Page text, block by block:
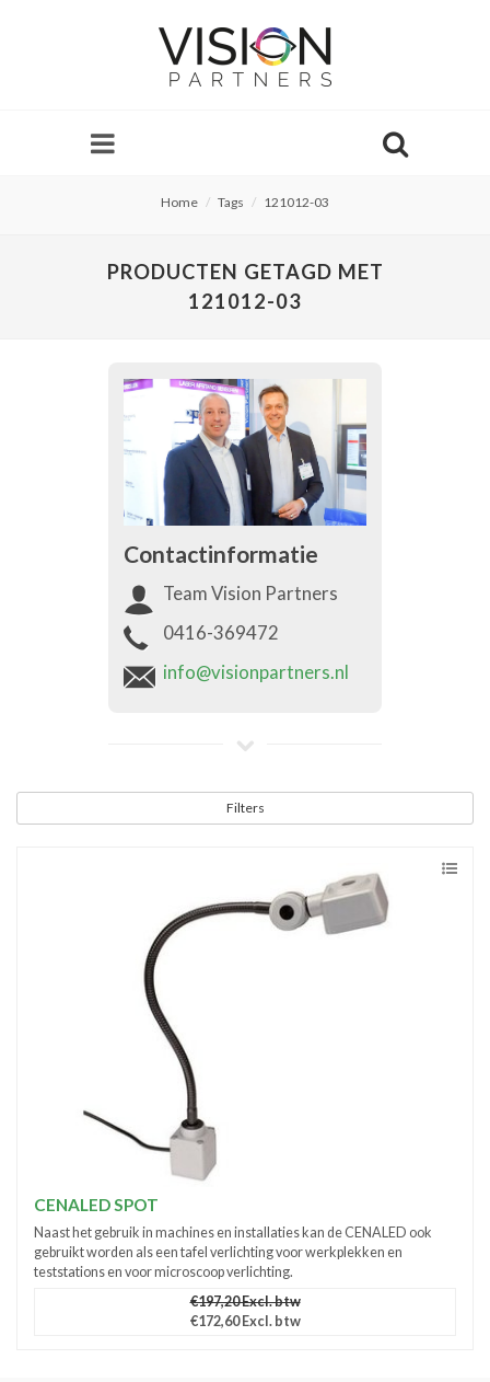
Home Tags 121012-03
PRODUCTEN GETAGD MET
121012-03
Contactinformatie
Team Vision Partners
0416-369472
info@visionpartners.nl
Filters
CENALED SPOT
Naast het gebruik in machines en installaties kan de CENALED ook
gebruikt worden als een tafel verlichting voor werkplekken en
teststations en voor microscoop verlichting.
€197,20 Excl. btw
€172,60 Excl. btw